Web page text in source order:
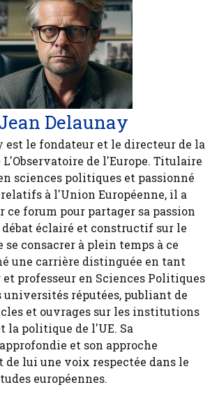
Delaunay
est le fondateur et le directeur de la
de l'Europe. Titulaire
sciences politiques et passionné
à l'Union Européenne, il a
ce forum pour partager sa passion
éclairé et constructif sur le
se consacrer à plein temps à ce
une carrière distinguée en tant
professeur en Sciences Politiques
universités réputées, publiant de
et ouvrages sur les institutions
la politique de l'UE. Sa
et son approche
lui une voix respectée dans le
européennes.